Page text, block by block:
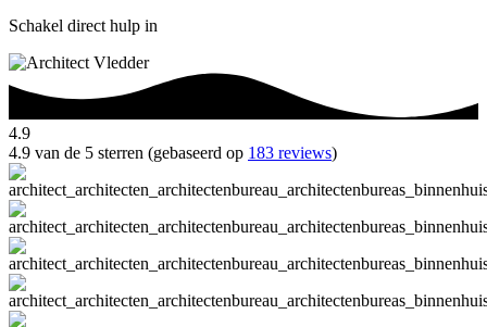
Schakel direct hulp in
4.9
4.9 van de 5 sterren (gebaseerd op 183 reviews)